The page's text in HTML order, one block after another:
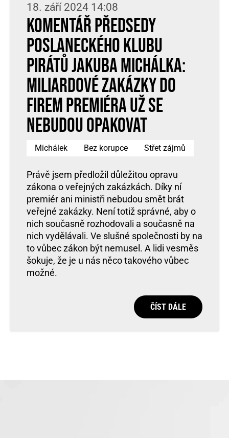
18. září 2024 14:08
Komentář předsedy
poslaneckého klubu
Pirátů Jakuba Michálka:
Miliardové zakázky do
firem premiéra už se
nebudou opakovat
Michálek Bez korupce Střet zájmů
Právě jsem předložil důležitou opravu
zákona o veřejných zakázkách. Díky ní
premiér ani ministři nebudou smět brát
veřejné zakázky. Není totiž správné, aby o
nich současně rozhodovali a současně na
nich vydělávali. Ve slušné společnosti by na
to vůbec zákon být nemusel. A lidi vesměs
šokuje, že je u nás něco takového vůbec
možné.
ČÍST DÁLE